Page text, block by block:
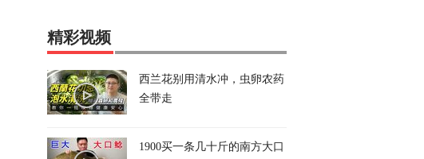
精彩视频
西兰花别用清水冲，虫卵农药
全带走
1900买一条几十斤的南方大口